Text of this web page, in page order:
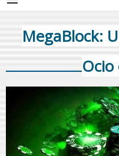
MegaBlock:
Ocio